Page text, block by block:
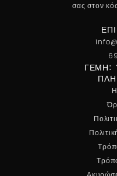
σας στον
ΓΕΜΗ: